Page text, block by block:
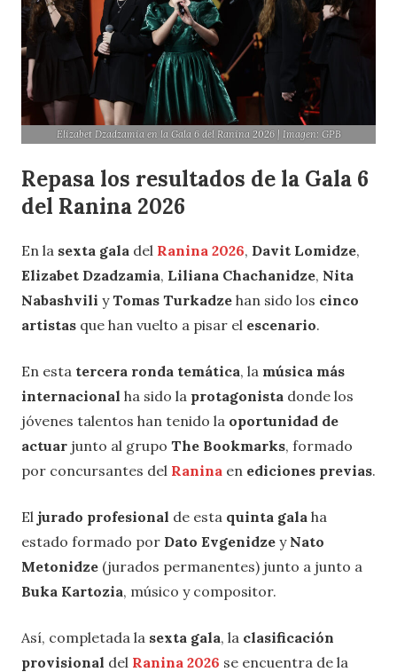
Elizabet Dzadzamia en la Gala 6 del Ranina 2026 | Imagen: GPB
Repasa los resultados de la Gala 6
del Ranina 2026
En la sexta gala del Ranina 2026, Davit Lomidze,
Elizabet Dzadzamia, Liliana Chachanidze, Nita
Nabashvili y Tomas Turkadze han sido los cinco
artistas que han vuelto a pisar el escenario.
En esta tercera ronda temática, la música más
internacional ha sido la protagonista donde los
jóvenes talentos han tenido la oportunidad de
actuar junto al grupo The Bookmarks, formado
por concursantes del Ranina en ediciones previas.
El jurado profesional de esta quinta gala ha
estado formado por Dato Evgenidze y Nato
Metonidze (jurados permanentes) junto a junto a
Buka Kartozia, músico y compositor.
Así, completada la sexta gala, la clasificación
provisional del Ranina 2026 se encuentra de la